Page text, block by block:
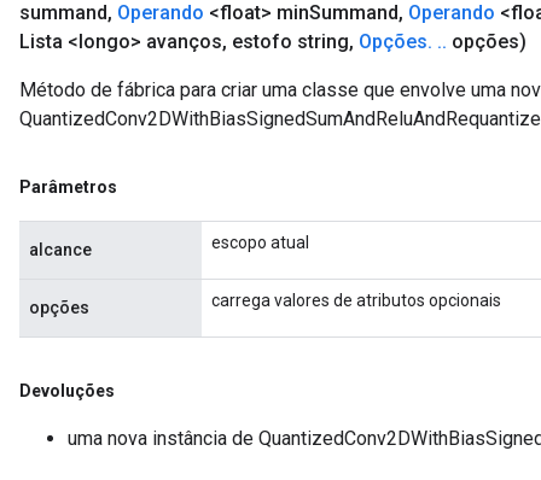
summand, Operando <float> minSummand, Operando
Lista <longo> avanços, estofo string, Opções. .. opções)
Método de fábrica para criar uma classe que envolve uma
Parâmetros
alcance escopo atual
opções carrega valores de atributos opcionais
Devoluções
uma nova instância de